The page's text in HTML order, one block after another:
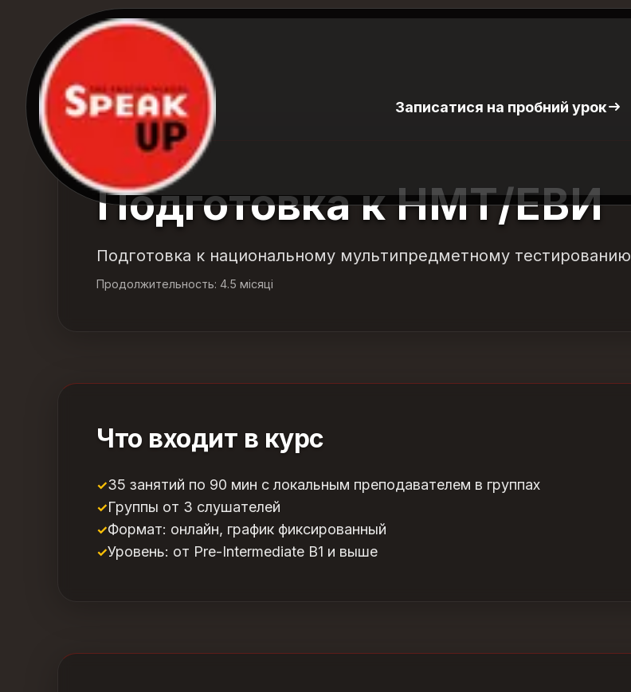
Записатися на пробний урок
Подготовка к НМТ/ЕВИ
Подготовка к национальному мультипредметному тестированию
Продолжительность: 4.5 місяці
Что входит в курс
35 занятий по 90 мин с локальным преподавателем в группах
Группы от 3 слушателей
Формат: онлайн, график фиксированный
Уровень: от Pre-Intermediate B1 и выше